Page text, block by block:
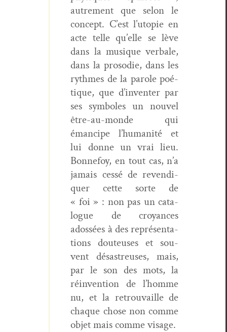
autrement que selon le
con­cept. C’est l’utopie en
acte telle qu’elle se lève
dans la musique ver­bale,
dans la prosodie, dans les
rythmes de la parole poé­
tique, que d’inventer par
ses sym­bol­es un nou­v­el
être-au-monde qui
émancipe l’humanité et
lui donne un vrai lieu.
Bon­nefoy, en tout cas, n’a
jamais cessé de revendi­
quer cette sorte de
« foi » : non pas un cat­a­
logue de croy­ances
adossées à des représen­ta­
tions dou­teuses et sou­
vent désas­treuses, mais,
par le son des mots, la
réin­ven­tion de l’homme
nu, et la retrou­vaille de
chaque chose non comme
objet mais comme visage.